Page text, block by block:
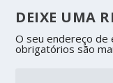
DEIXE UMA
O seu endereço de
obrigatórios são